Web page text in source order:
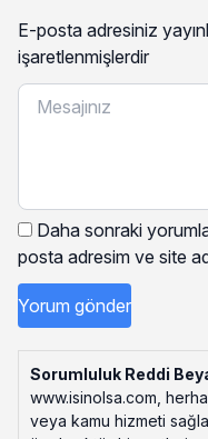
E-posta adresiniz
işaretlenmişlerdir
Daha sonraki
posta adresim ve site
Sorumluluk Reddi
www.isinolsa.com,
veya kamu hizmeti